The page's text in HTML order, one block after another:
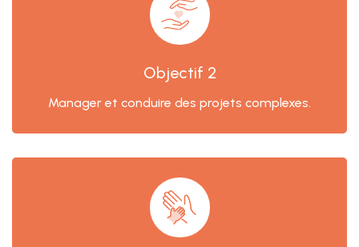
Objectif 2
Manager et conduire des projets complexes.